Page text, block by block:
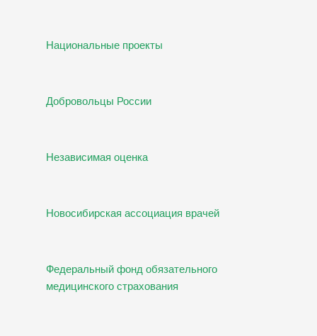
Национальные проекты
Добровольцы России
Независимая оценка
Новосибирская ассоциация врачей
Федеральный фонд обязательного
медицинского страхования